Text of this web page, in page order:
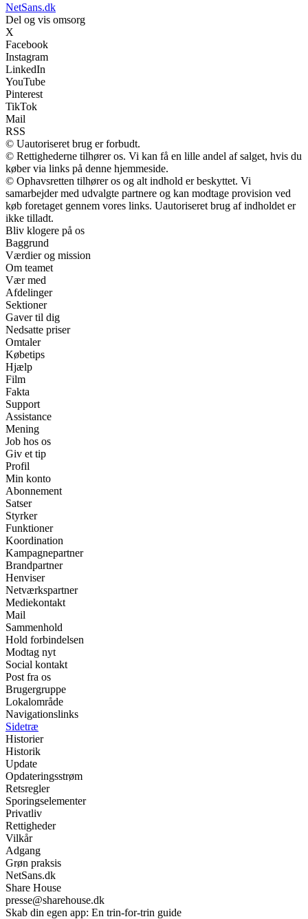
NetSans.dk
Del og vis omsorg
X
Facebook
Instagram
LinkedIn
YouTube
Pinterest
TikTok
Mail
RSS
© Uautoriseret brug er forbudt.
© Rettighederne tilhører os. Vi kan få en lille andel af salget, hvis du
køber via links på denne hjemmeside.
© Ophavsretten tilhører os og alt indhold er beskyttet. Vi
samarbejder med udvalgte partnere og kan modtage provision ved
køb foretaget gennem vores links. Uautoriseret brug af indholdet er
ikke tilladt.
Bliv klogere på os
Baggrund
Værdier og mission
Om teamet
Vær med
Afdelinger
Sektioner
Gaver til dig
Nedsatte priser
Omtaler
Købetips
Hjælp
Film
Fakta
Support
Assistance
Mening
Job hos os
Giv et tip
Profil
Min konto
Abonnement
Satser
Styrker
Funktioner
Koordination
Kampagnepartner
Brandpartner
Henviser
Netværkspartner
Mediekontakt
Mail
Sammenhold
Hold forbindelsen
Modtag nyt
Social kontakt
Post fra os
Brugergruppe
Lokalområde
Navigationslinks
Sidetræ
Historier
Historik
Update
Opdateringsstrøm
Retsregler
Sporingselementer
Privatliv
Rettigheder
Vilkår
Adgang
Grøn praksis
NetSans.dk
Share House
presse@sharehouse.dk
Skab din egen app: En trin-for-trin guide